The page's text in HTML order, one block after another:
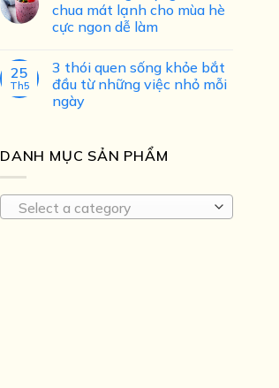
chua mát lạnh cho mùa hè
cực ngon dễ làm
25
Th5
3 thói quen sống khỏe bắt
đầu từ những việc nhỏ mỗi
ngày
DANH MỤC SẢN PHẨM
Select a category